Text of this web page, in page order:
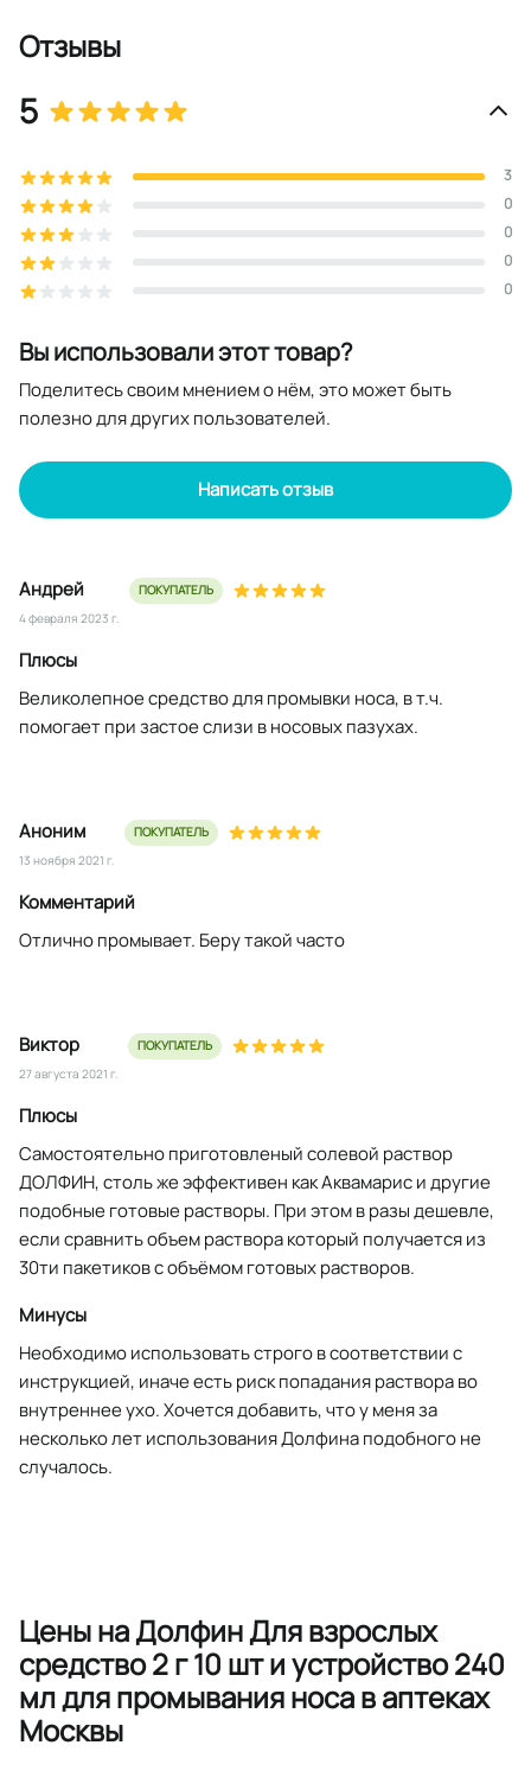
Отзывы
Андрей
4 февраля 2023 г.
ПОКУПАТЕЛЬ
Плюсы
Великолепное средство для промывки носа, в т.ч.
помогает при застое слизи в носовых пазухах.
Аноним
13 ноября 2021 г.
ПОКУПАТЕЛЬ
Комментарий
Отлично промывает. Беру такой часто
Виктор
27 августа 2021 г.
ПОКУПАТЕЛЬ
Плюсы
Самостоятельно приготовленый солевой раствор
ДОЛФИН, столь же эффективен как Аквамарис и другие
подобные готовые растворы. При этом в разы дешевле,
если сравнить объем раствора который получается из
30ти пакетиков с объёмом готовых растворов.
Минусы
Необходимо использовать строго в соответствии с
инструкцией, иначе есть риск попадания раствора во
внутреннее ухо. Хочется добавить, что у меня за
несколько лет использования Долфина подобного не
случалось.
5
3
0
0
0
0
Вы использовали этот товар?
Поделитесь своим мнением о нём, это может быть
полезно для других пользователей.
Написать отзыв
Цены на Долфин Для взрослых
средство 2 г 10 шт и устройство 240
мл для промывания носа в аптеках
Москвы